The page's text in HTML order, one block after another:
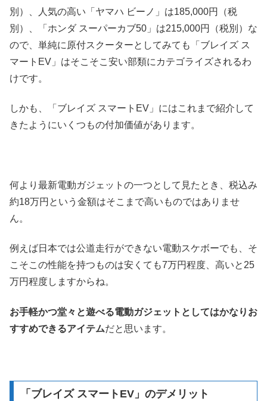
別）、人気の高い「ヤマハ ビーノ」は185,000円（税
別）、「ホンダ スーパーカブ50」は215,000円（税別）な
ので、単純に原付スクーターとしてみても「ブレイズ ス
マートEV」はそこそこ安い部類にカテゴライズされるわ
けです。
しかも、「ブレイズ スマートEV」にはこれまで紹介して
きたようにいくつもの付加価値があります。
何より最新電動ガジェットの一つとして見たとき、税込み
約18万円という金額はそこまで高いものではありませ
ん。
例えば日本では公道走行ができない電動スケボーでも、そ
こそこの性能を持つものは安くても7万円程度、高いと25
万円程度しますからね。
お手軽かつ堂々と遊べる電動ガジェットとしてはかなりお
すすめできるアイテムだと思います。
「ブレイズ スマートEV」のデメリット